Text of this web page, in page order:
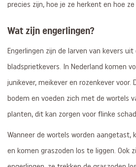
precies zijn, hoe je ze herkent en hoe
Wat zijn engerlingen?
Engerlingen zijn de larven van kevers
bladsprietkevers. In Nederland komen
junikever, meikever en rozenkever voor.
bodem en voeden zich met de wortels
planten, dit kan zorgen voor flinke
Wanneer de wortels worden aangetast,
en komen graszoden los te liggen. Ook